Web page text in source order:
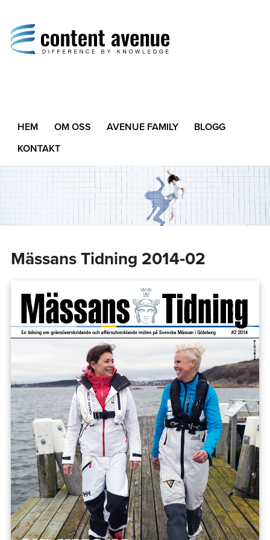
Difference by Knowledge
HEM OM OSS AVENUE FAMILY
BLOGG
KONTAKT
Mässans Tidning 2014‑02